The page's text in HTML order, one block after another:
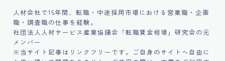
人材会社で15年間、転職・中途採用市場における営業職・企画
職・調査職の仕事を経験。
社団法人人材サービス産業協議会「転職賃金相場」研究会の元
メンバー
※当サイト記事はリンクフリーです。ご自身のサイトへ自由に